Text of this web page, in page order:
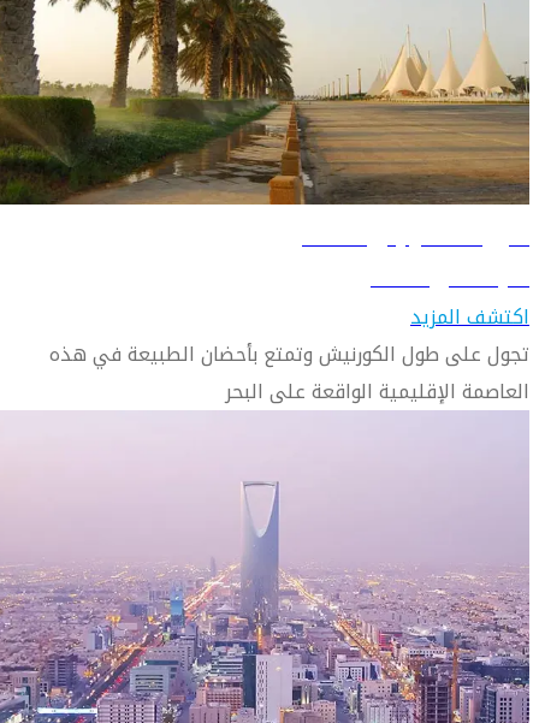
دليل السفر إلى الدمام
تعرّف على الدمام
اكتشف المزيد
تجول على طول الكورنيش وتمتع بأحضان الطبيعة في هذه
العاصمة الإقليمية الواقعة على البحر